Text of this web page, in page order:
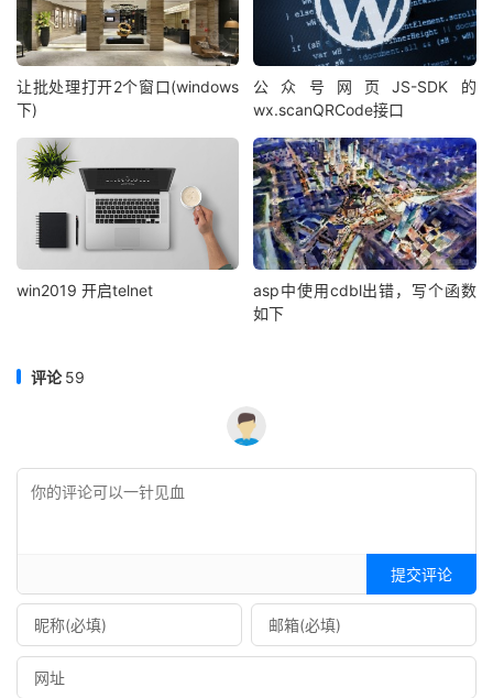
让批处理打开2个窗口(windows
下)
公众号网页JS-SDK的
wx.scanQRCode接口
win2019 开启telnet
asp中使用cdbl出错，写个函数
如下
评论59
提交评论